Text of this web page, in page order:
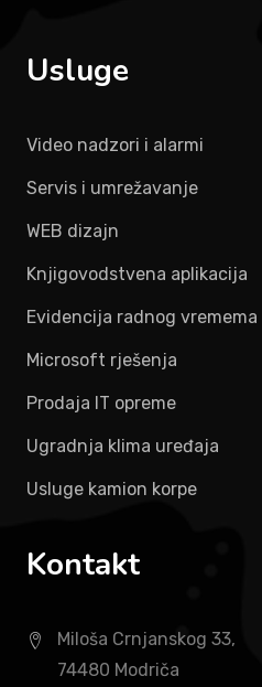
Usluge
Video nadzori i alarmi
Servis i umrežavanje
WEB dizajn
Knjigovodstvena aplikacija
Evidencija radnog vremema
Microsoft rješenja
Prodaja IT opreme
Ugradnja klima uređaja
Usluge kamion korpe
Kontakt
Miloša Crnjanskog 33,
74480 Modriča